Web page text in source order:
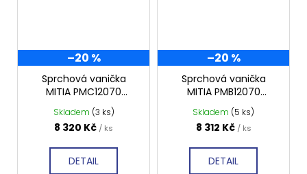
–20 %
Sprchová vanička
MITIA PMC12070
1200x700 mm, černá
profilovaná
Skladem (3 ks)
8 320 Kč / ks
DETAIL
–20 %
Sprchová vanička
MITIA PMB12070
1200x700 mm, bílá
profilovaná
Skladem (5 ks)
8 312 Kč / ks
DETAIL